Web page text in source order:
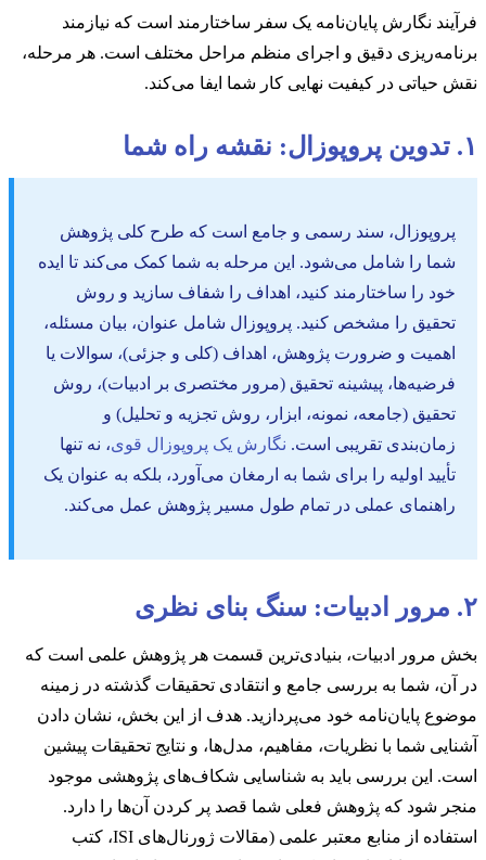
فرآیند نگارش پایان‌نامه یک سفر ساختارمند است که نیازمند
برنامه‌ریزی دقیق و اجرای منظم مراحل مختلف است. هر مرحله،
نقش حیاتی در کیفیت نهایی کار شما ایفا می‌کند.
۱. تدوین پروپوزال: نقشه راه شما
پروپوزال، سند رسمی و جامع است که طرح کلی پژوهش
شما را شامل می‌شود. این مرحله به شما کمک می‌کند تا ایده
خود را ساختارمند کنید، اهداف را شفاف سازید و روش
تحقیق را مشخص کنید. پروپوزال شامل عنوان، بیان مسئله،
اهمیت و ضرورت پژوهش، اهداف (کلی و جزئی)، سوالات یا
فرضیه‌ها، پیشینه تحقیق (مرور مختصری بر ادبیات)، روش
تحقیق (جامعه، نمونه، ابزار، روش تجزیه و تحلیل) و
زمان‌بندی تقریبی است. نگارش یک پروپوزال قوی، نه تنها
تأیید اولیه را برای شما به ارمغان می‌آورد، بلکه به عنوان یک
راهنمای عملی در تمام طول مسیر پژوهش عمل می‌کند.
۲. مرور ادبیات: سنگ بنای نظری
بخش مرور ادبیات، بنیادی‌ترین قسمت هر پژوهش علمی است که
در آن، شما به بررسی جامع و انتقادی تحقیقات گذشته در زمینه
موضوع پایان‌نامه خود می‌پردازید. هدف از این بخش، نشان دادن
آشنایی شما با نظریات، مفاهیم، مدل‌ها، و نتایج تحقیقات پیشین
است. این بررسی باید به شناسایی شکاف‌های پژوهشی موجود
منجر شود که پژوهش فعلی شما قصد پر کردن آن‌ها را دارد.
استفاده از منابع معتبر علمی (مقالات ژورنال‌های ISI، کتب